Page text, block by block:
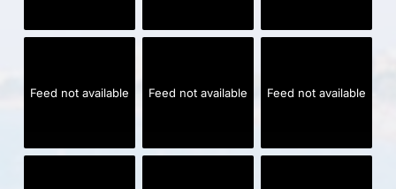
Feed not available Feed not available Feed not available